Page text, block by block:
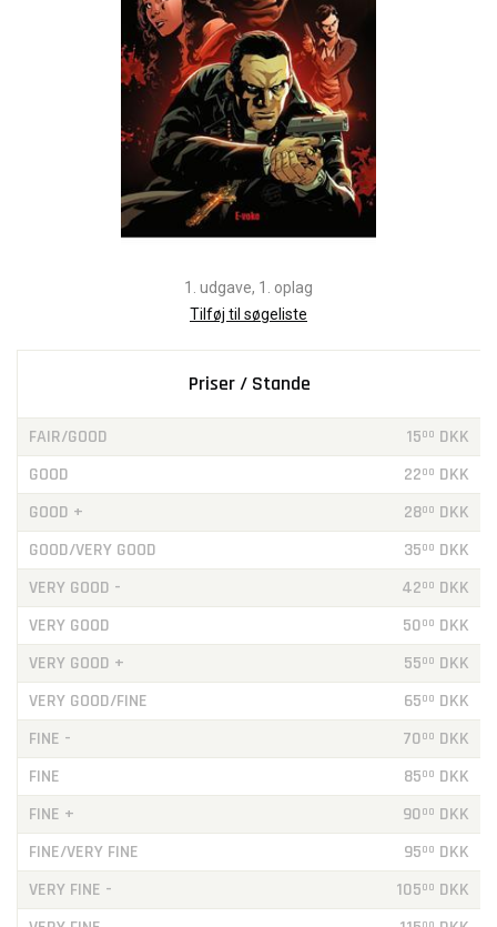
1. udgave, 1. oplag
Tilføj til søgeliste
Priser / Stande
FAIR/GOOD 1500 DKK
GOOD
2200 DKK
GOOD +
2800 DKK
GOOD/VERY GOOD
3500 DKK
VERY GOOD -
4200 DKK
VERY GOOD
5000 DKK
VERY GOOD +
5500 DKK
VERY GOOD/FINE
6500 DKK
FINE -
7000 DKK
FINE
8500 DKK
FINE +
9000 DKK
FINE/VERY FINE
9500 DKK
VERY FINE -
10500 DKK